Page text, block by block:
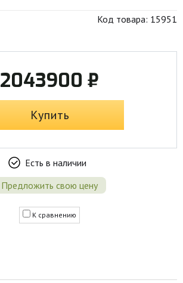
Код товара: 15951
2043900 ₽
Купить
Есть в наличии
Предложить свою цену
К сравнению